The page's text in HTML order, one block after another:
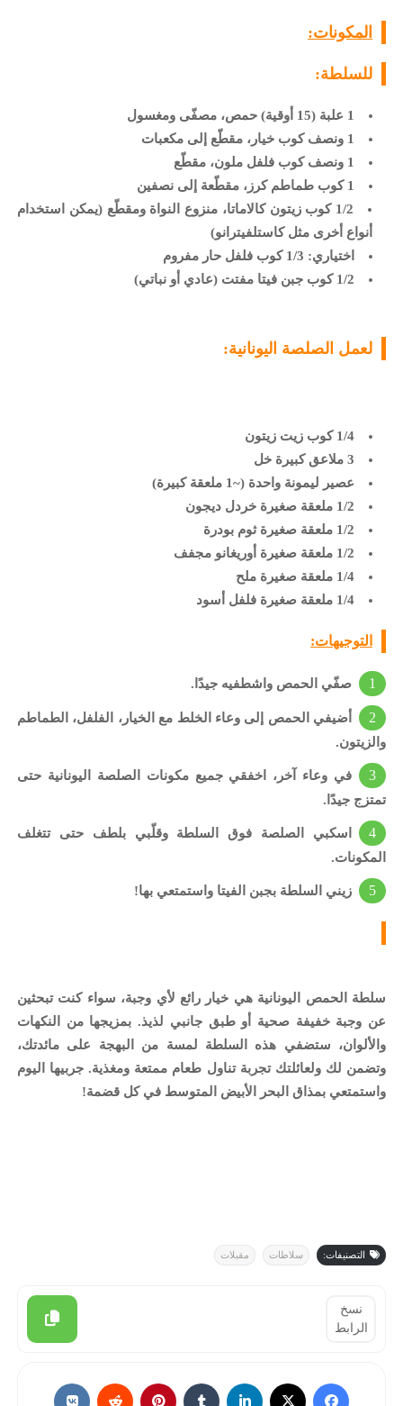
المكونات:
للسلطة:
1 علبة (15 أوقية) حمص، مصفّى ومغسول
1 ونصف كوب خيار، مقطّع إلى مكعبات
1 ونصف كوب فلفل ملون، مقطّع
1 كوب طماطم كرز، مقطّعة إلى نصفين
1/2 كوب زيتون كالاماتا، منزوع النواة ومقطّع (يمكن استخدام
أنواع أخرى مثل كاستلفيترانو)
اختياري: 1/3 كوب فلفل حار مفروم
1/2 كوب جبن فيتا مفتت (عادي أو نباتي)
لعمل الصلصة اليونانية:
1/4 كوب زيت زيتون
3 ملاعق كبيرة خل
عصير ليمونة واحدة (~1 ملعقة كبيرة)
1/2 ملعقة صغيرة خردل ديجون
1/2 ملعقة صغيرة ثوم بودرة
1/2 ملعقة صغيرة أوريغانو مجفف
1/4 ملعقة صغيرة ملح
1/4 ملعقة صغيرة فلفل أسود
التوجيهات:
صفّي الحمص واشطفيه جيدًا.
أضيفي الحمص إلى وعاء الخلط مع الخيار، الفلفل، الطماطم
والزيتون.
في وعاء آخر، اخفقي جميع مكونات الصلصة اليونانية حتى
تمتزج جيدًا.
اسكبي الصلصة فوق السلطة وقلّبي بلطف حتى تتغلف
المكونات.
زيني السلطة بجبن الفيتا واستمتعي بها!
سلطة الحمص اليونانية هي خيار رائع لأي وجبة، سواء كنت تبحثين
عن وجبة خفيفة صحية أو طبق جانبي لذيذ. بمزيجها من النكهات
والألوان، ستضفي هذه السلطة لمسة من البهجة على مائدتك،
وتضمن لك ولعائلتك تجربة تناول طعام ممتعة ومغذية. جربيها اليوم
واستمتعي بمذاق البحر الأبيض المتوسط في كل قضمة!
التصنيفات: سلاطات مقبلات
نسخ
الرابط